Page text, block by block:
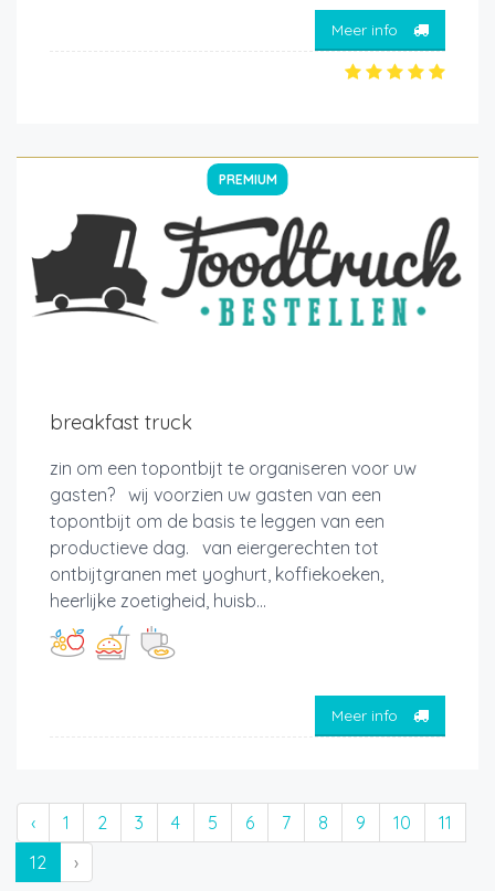
Meer info
PREMIUM
breakfast truck
zin om een topontbijt te organiseren voor uw
gasten? wij voorzien uw gasten van een
topontbijt om de basis te leggen van een
productieve dag. van eiergerechten tot
ontbijtgranen met yoghurt, koffiekoeken,
heerlijke zoetigheid, huisb...
Meer info
‹ 1 2 3 4 5 6 7 8 9 10
11
12
›